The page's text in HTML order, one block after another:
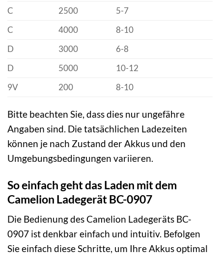
C
2500
5-7
C
4000
8-10
D
3000
6-8
D
5000
10-12
9V
200 8-10
Bitte beachten Sie, dass dies nur ungefähre
Angaben sind. Die tatsächlichen Ladezeiten
können je nach Zustand der Akkus und den
Umgebungsbedingungen variieren.
So einfach geht das Laden mit dem
Camelion Ladegerät BC-0907
Die Bedienung des Camelion Ladegeräts BC-
0907 ist denkbar einfach und intuitiv. Befolgen
Sie einfach diese Schritte, um Ihre Akkus optimal